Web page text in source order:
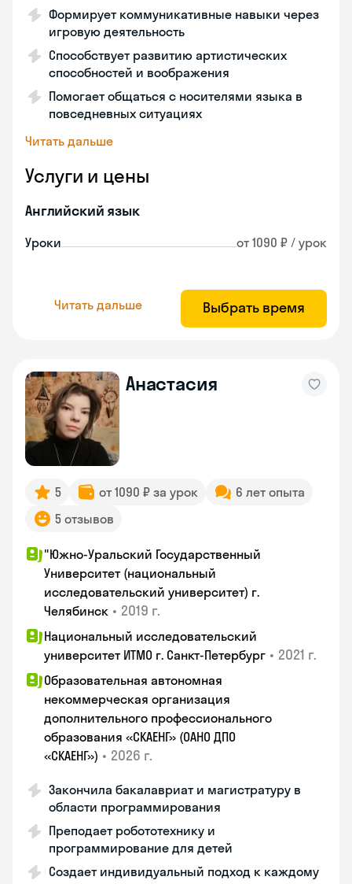
Формирует коммуникативные навыки через
игровую деятельность
Способствует развитию артистических
способностей и воображения
Помогает общаться с носителями языка в
повседневных ситуациях
Читать дальше
Услуги и цены
Английский язык
Уроки от 1090 ₽ / урок
Читать дальше Выбрать время
Анастасия
5 от 1090 ₽ за урок
6 лет опыта
5 отзывов
"Южно-Уральский Государственный
Университет (национальный
исследовательский университет) г.
Челябинск • 2019 г.
Национальный исследовательский
университет ИТМО г. Санкт-Петербург • 2021 г.
Образовательная автономная
некоммерческая организация
дополнительного профессионального
образования «СКАЕНГ» (ОАНО ДПО
«СКАЕНГ») • 2026 г.
Закончила бакалавриат и магистратуру в
области программирования
Преподает робототехнику и
программирование для детей
Создает индивидуальный подход к каждому